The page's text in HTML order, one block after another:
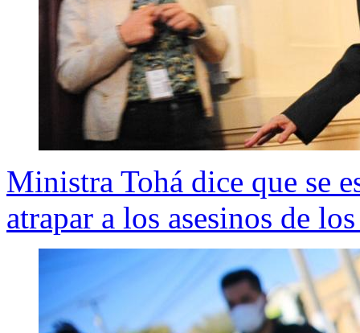
Ministra Tohá dice que se
atrapar a los asesinos de